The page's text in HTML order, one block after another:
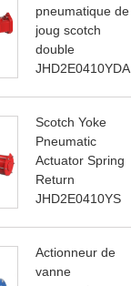
pneumatique de
joug scotch
double
JHD2E0410YDA
Scotch Yoke
Pneumatic
Actuator Spring
Return
JHD2E0410YS
Actionneur de
vanne